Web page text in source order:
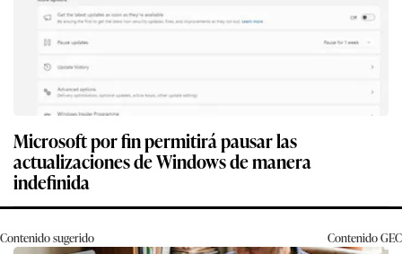
Microsoft por fin permitirá pausar las
actualizaciones de Windows de manera
indefinida
Contenido sugerido ContenidoGEC